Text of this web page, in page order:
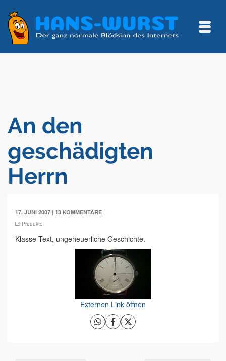
An den
geschädigten
Herrn
17. JUNI 2007 | 13 KOMMENTARE
Produkte
Klasse Text, ungeheuerliche Geschichte.
Externen Link öffnen